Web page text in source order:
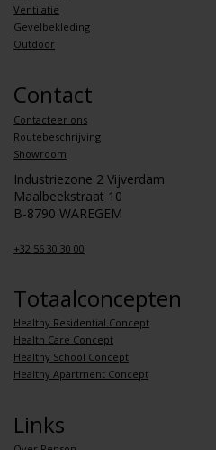
Ventilatie
Gevelbekleding
Outdoor
Contact
Contacteer ons
Routebeschrijving
Showroom
Industriezone 2 Vijverdam
Maalbeekstraat 10
B-8790 WAREGEM
+32 56 30 30 00
Totaalconcepten
Healthy Residential Concept
Health Care Concept
Healthy School Concept
Healthy Apartment Concept
Links